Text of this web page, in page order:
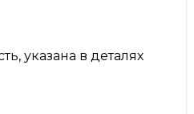
указана в деталях